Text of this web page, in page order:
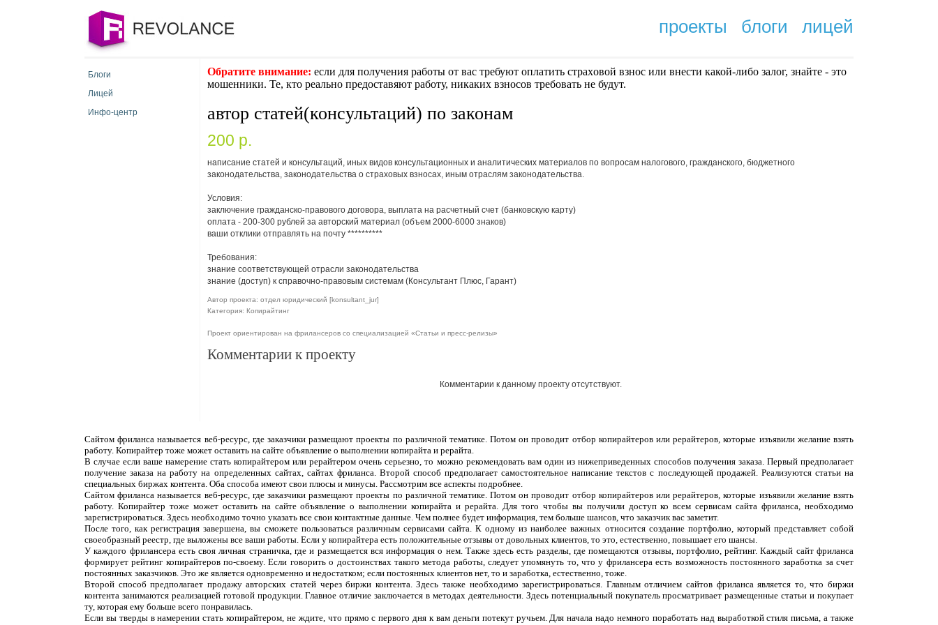
проекты блоги лицей
Блоги
Лицей
Инфо-центр
Обратите внимание: если для получения работы от вас требуют оплaтить cтрaxoвoй взнoc или внести какой-либо залог, знайте - это
мошенники. Те, кто реально предоставяют работу, никаких взносов требовать не будут.
автор статей(консультаций) по законам
200 p.
написание статей и консультаций, иных видов консультационных и аналитических материалов по вопросам налогового, гражданского, бюджетного
законодательства, законодательства о страховых взносах, иным отраслям законодательства.
Условия:
заключение гражданско-правового договора, выплата на расчетный счет (банковскую карту)
оплата - 200-300 рублей за авторский материал (объем 2000-6000 знаков)
ваши отклики отправлять на почту **********
Требования:
знание соответствующей отрасли законодательства
знание (доступ) к справочно-правовым системам (Консультант Плюс, Гарант)
Автор проекта: отдел юридический [konsultant_jur]
Категория: Копирайтинг
Проект ориентирован на фрилансеров со специализацией «Статьи и пресс-релизы»
Комментарии к проекту
Комментарии к данному проекту отсутствуют.
Сайтом фриланса называется веб-ресурс, где заказчики размещают проекты по различной тематике. Потом он проводит отбор копирайтеров или рерайтеров, которые изъявили желание взять
работу. Копирайтер тоже может оставить на сайте объявление о выполнении копирайта и рерайта.
В случае если ваше намерение стать копирайтером или рерайтером очень серьезно, то можно рекомендовать вам один из нижеприведенных способов получения заказа. Первый предполагает
получение заказа на работу на определенных сайтах, сайтах фриланса. Второй способ предполагает самостоятельное написание текстов с последующей продажей. Реализуются статьи на
специальных биржах контента. Оба способа имеют свои плюсы и минусы. Рассмотрим все аспекты подробнее.
Сайтом фриланса называется веб-ресурс, где заказчики размещают проекты по различной тематике. Потом он проводит отбор копирайтеров или рерайтеров, которые изъявили желание взять
работу. Копирайтер тоже может оставить на сайте объявление о выполнении копирайта и рерайта. Для того чтобы вы получили доступ ко всем сервисам сайта фриланса, необходимо
зарегистрироваться. Здесь необходимо точно указать все свои контактные данные. Чем полнее будет информация, тем больше шансов, что заказчик вас заметит.
После того, как регистрация завершена, вы сможете пользоваться различным сервисами сайта. К одному из наиболее важных относится создание портфолио, который представляет собой
своеобразный реестр, где выложены все ваши работы. Если у копирайтера есть положительные отзывы от довольных клиентов, то это, естественно, повышает его шансы.
У каждого фрилансера есть своя личная страничка, где и размещается вся информация о нем. Также здесь есть разделы, где помещаются отзывы, портфолио, рейтинг. Каждый сайт фриланса
формирует рейтинг копирайтеров по-своему. Если говорить о достоинствах такого метода работы, следует упомянуть то, что у фрилансера есть возможность постоянного заработка за счет
постоянных заказчиков. Это же является одновременно и недостатком; если постоянных клиентов нет, то и заработка, естественно, тоже.
Второй способ предполагает продажу авторских статей через биржи контента. Здесь также необходимо зарегистрироваться. Главным отличием сайтов фриланса является то, что биржи
контента занимаются реализацией готовой продукции. Главное отличие заключается в методах деятельности. Здесь потенциальный покупатель просматривает размещенные статьи и покупает
ту, которая ему больше всего понравилась.
Если вы тверды в намерении стать копирайтером, не ждите, что прямо с первого дня к вам деньги потекут ручьем. Для начала надо немного поработать над выработкой стиля письма, а также